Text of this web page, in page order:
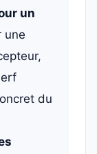
un
une
du